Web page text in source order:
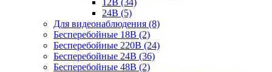
12В (34)
24В (5)
Для видеонаблюдения (8)
Бесперебойные 18В (2)
Бесперебойные 220В (24)
Бесперебойные 24В (36)
Бесперебойные 48В (2)